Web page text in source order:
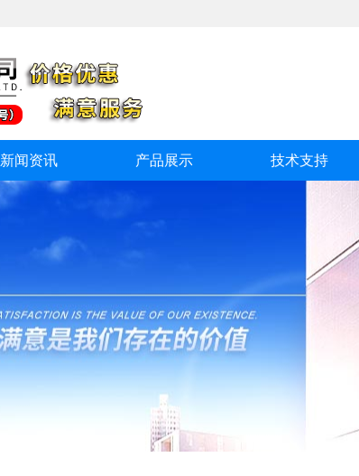
新闻资讯 产品展示 技术支持